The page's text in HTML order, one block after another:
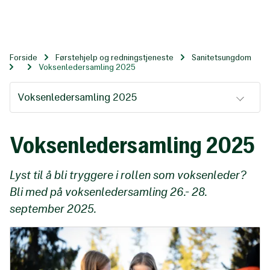
Forside Førstehjelp og redningstjeneste
Sanitetsungdom
Voksenledersamling 2025
Voksenledersamling 2025
Voksenledersamling 2025
Lyst til å bli tryggere i rollen som voksenleder?
Bli med på voksenledersamling 26.- 28.
september 2025.